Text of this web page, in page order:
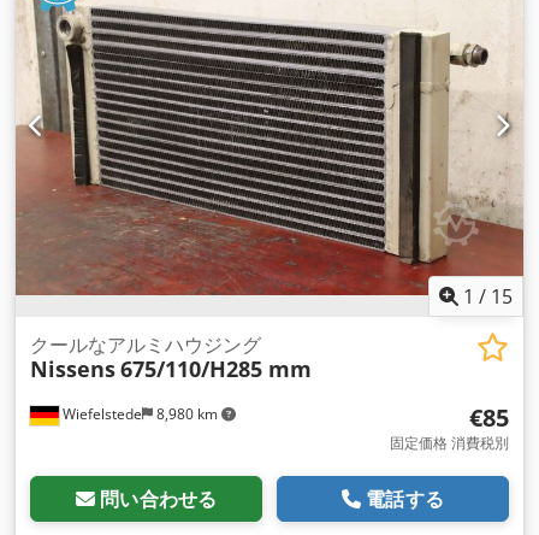
1 / 15
Wiefelstede 8,980 km
クールなアルミハウジング
Nissens675/110/H285 mm
€85
固定価格 消費税別
問い合わせる 電話する